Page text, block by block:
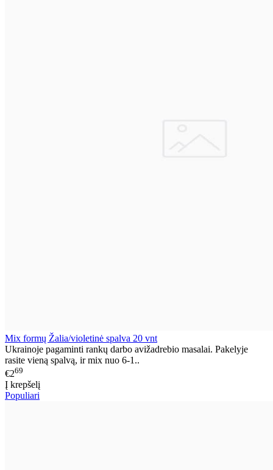
Mix formų Žalia/violetinė spalva 20 vnt
Ukrainoje pagaminti rankų darbo avižadrebio masalai. Pakelyje
rasite vieną spalvą, ir mix nuo 6-1..
€269
Į krepšelį
Populiari